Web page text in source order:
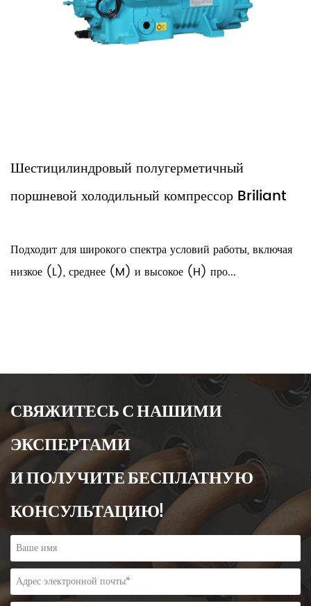
полугерметичный
компрессор Briliant
спектра условий работы, включая
(M) и высокое (H) про...
поршневой
Различные
перегрев,
СВЯЖИТЕСЬ С НАШИМИ
ЭКСПЕРТАМИ
И ПОЛУЧИТЕ БЕСПЛАТНУЮ
КОНСУЛЬТАЦИЮ!